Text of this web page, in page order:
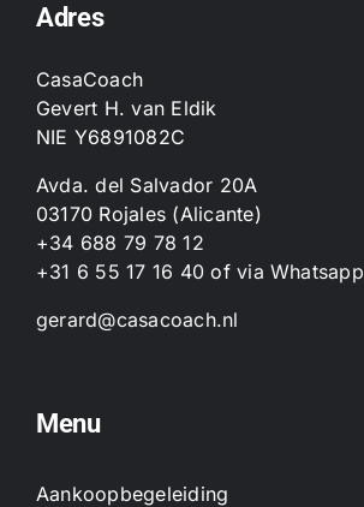
Adres
CasaCoach
Gevert H. van Eldik
NIE Y6891082C
Avda. del Salvador 20A
03170 Rojales (Alicante)
+34 688 79 78 12
+31 6 55 17 16 40 ofvia Whatsapp
gerard@casacoach.nl
Menu
Aankoopbegeleiding